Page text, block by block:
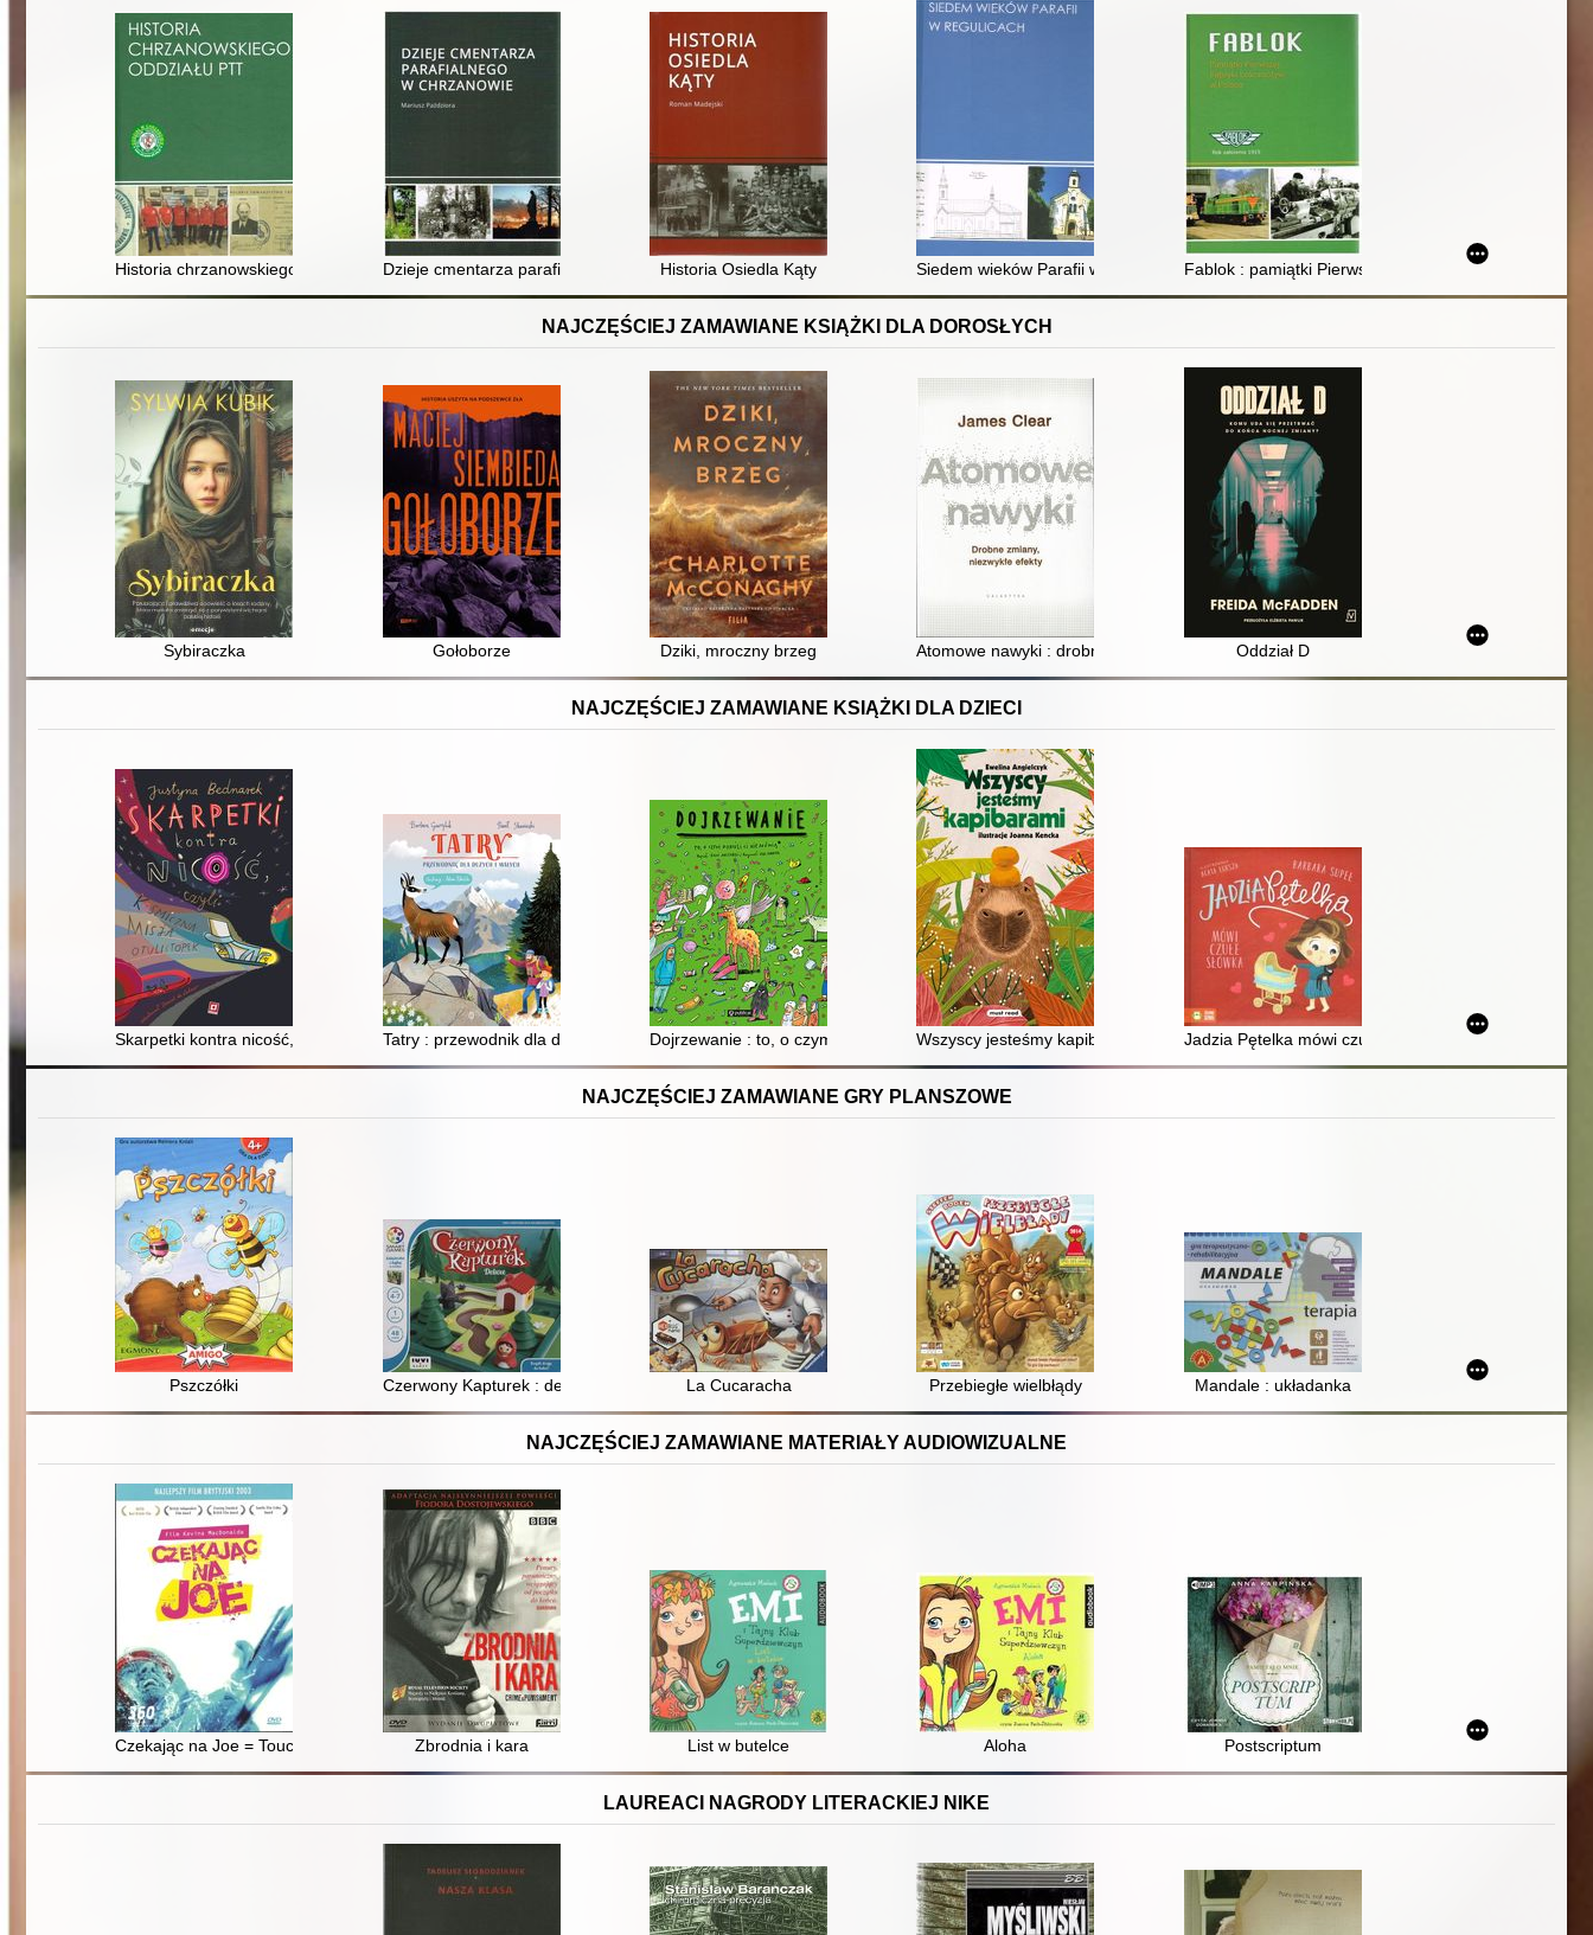
Historia chrzanowskiego Oddziału PTTDzieje cmentarza parafialnego w ChrzanowieHistoria Osiedla Kąty Siedem wieków Parafii w RegulicachFablok : pamiątki Pierwszej Fabryki Lokomotyw w
NAJCZĘŚCIEJ ZAMAWIANE KSIĄŻKI DLA DOROSŁYCH
Sybiraczka Gołoborze Dziki, mroczny brzeg Atomowe nawyki : drobne zmiany, niezwykłe efekty
Oddział D
NAJCZĘŚCIEJ ZAMAWIANE KSIĄŻKI DLA DZIECI
Skarpetki kontra nicość, czyli kosmiczna misja otulistópek
Tatry : przewodnik dla dużych i małychDojrzewanie : to, o czym dorośli ci nie mówią (bo często sami nie wiedzą)
Wszyscy jesteśmy kapibarami Jadzia Pętelka mówi czułe słówka
NAJCZĘŚCIEJ ZAMAWIANE GRY PLANSZOWE
Pszczółki Czerwony Kapturek : deluxe La Cucaracha Przebiegłe wielbłądy Mandale : układanka
NAJCZĘŚCIEJ ZAMAWIANE MATERIAŁY AUDIOWIZUALNE
Czekając na Joe = Touching the void Zbrodnia i kara List w butelce Aloha Postscriptum
LAUREACI NAGRODY LITERACKIEJ NIKE